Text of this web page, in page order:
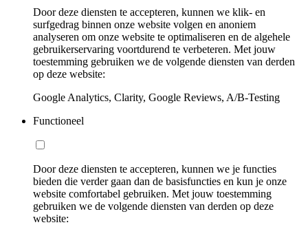
Door deze diensten te accepteren, kunnen we klik- en
surfgedrag binnen onze website volgen en anoniem
analyseren om onze website te optimaliseren en de algehele
gebruikerservaring voortdurend te verbeteren. Met jouw
toestemming gebruiken we de volgende diensten van derden
op deze website:
Google Analytics, Clarity, Google Reviews, A/B-Testing
Functioneel
Door deze diensten te accepteren, kunnen we je functies
bieden die verder gaan dan de basisfuncties en kun je onze
website comfortabel gebruiken. Met jouw toestemming
gebruiken we de volgende diensten van derden op deze
website: